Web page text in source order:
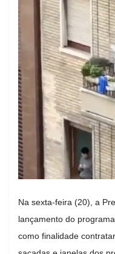
Na sexta-feira (20), a
lançamento do
como finalidade